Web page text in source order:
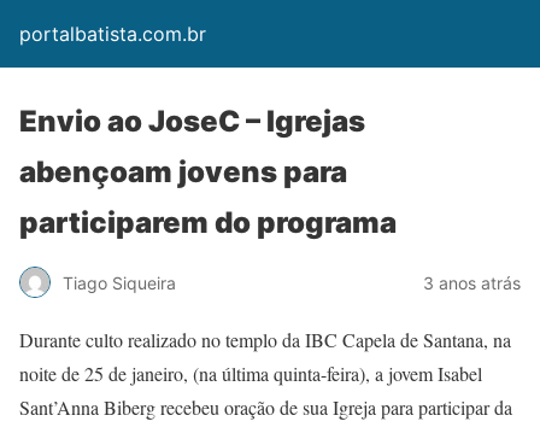
portalbatista.com.br
Envio ao JoseC – Igrejas
abençoam jovens para
participarem do programa
Tiago Siqueira 3 anos atrás
Durante culto realizado no templo da IBC Capela de Santana, na
noite de 25 de janeiro, (na última quinta-feira), a jovem Isabel
Sant’Anna Biberg recebeu oração de sua Igreja para participar da